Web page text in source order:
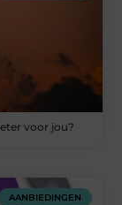
voor jou?
AANBIEDINGEN